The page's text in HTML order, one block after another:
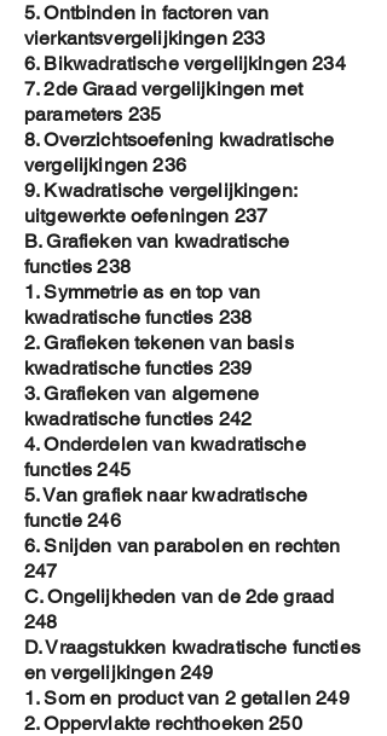
5. Ontbinden in factoren van
vierkantsvergelijkingen 233
6. Bikwadratische vergelijkingen 234
7. 2de Graad vergelijkingen met
parameters 235
8. Overzichtsoefening kwadratische
vergelijkingen 236
9. Kwadratische vergelijkingen:
uitgewerkte oefeningen 237
B. Grafieken van kwadratische
functies 238
1. Symmetrie as en top van
kwadratische functies 238
2. Grafieken tekenen van basis
kwadratische functies 239
3. Grafieken van algemene
kwadratische functies 242
4. Onderdelen van kwadratische
functies 245
5. Van grafiek naar kwadratische
functie 246
6. Snijden van parabolen en rechten
247
C. Ongelijkheden van de 2de graad
248
D. Vraagstukken kwadratische functies
en vergelijkingen 249
1. Som en product van 2 getallen 249
2. Oppervlakte rechthoeken 250